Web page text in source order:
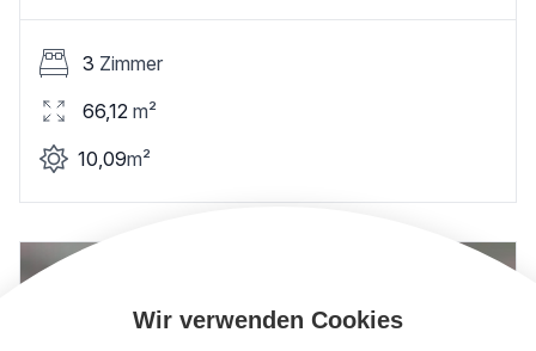
Wir verwenden Cookies
3 Zimmer
66,12 m²
10,09m²